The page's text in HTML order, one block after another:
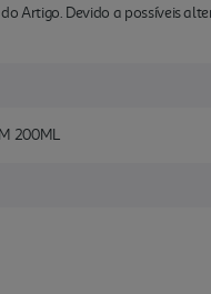
Artigo. Devido a possíveis
200ML